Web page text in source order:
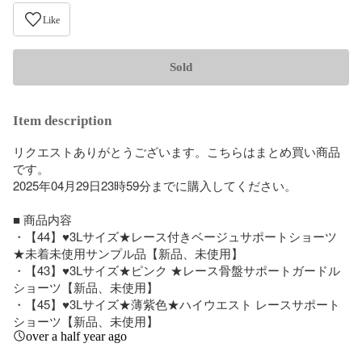
Like
Sold
Item description
リクエストありがとうございます。こちらはまとめ買い商品
です。
2025年04月29日23時59分までに購入してください。
■ 商品内容
・【44】♥3Lサイズ★レース付きベージュサポートショーツ
★未着未使用サンプル品【新品、未使用】
・【43】♥3Lサイズ★ピンク ★レース骨盤サポートガードル
ショーツ【新品、未使用】
・【45】♥3Lサイズ★薄紫色★ハイウエスト レースサポート
ショーツ【新品、未使用】
over a half year ago